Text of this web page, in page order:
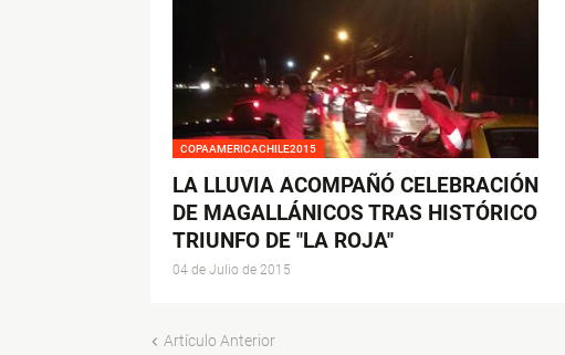
COPAAMERICACHILE2015
LA LLUVIA ACOMPAÑÓ CELEBRACIÓN
DE MAGALLÁNICOS TRAS HISTÓRICO
TRIUNFO DE "LA ROJA"
04 de Julio de 2015
Artículo Anterior